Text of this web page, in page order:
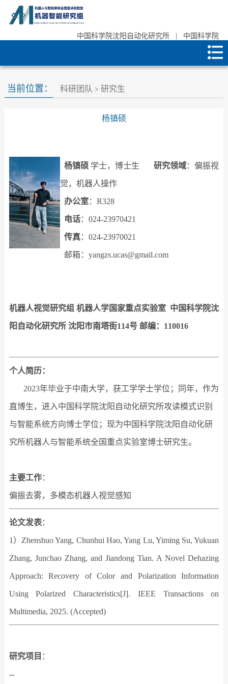
中国科学院沈阳自动化研究所 中国科学院
当前位置： 科研团队 > 研究生
杨镇硕
杨镇硕 学士，博士生 研究领域：偏振视
觉，机器人操作
办公室：R328
电话：024-23970421
传真： 024-23970021
邮箱： yangzs.ucas@gmail.com
机器人视觉研究组 机器人学国家重点实验室 中国科学院沈
阳自动化研究所 沈阳市南塔街114号 邮编：110016
个人简历：
2023年毕业于中南大学，获工学学士学位；同年，作为
直博生，进入中国科学院沈阳自动化研究所攻读模式识别
与智能系统方向博士学位；现为中国科学院沈阳自动化研
究所机器人与智能系统全国重点实验室博士研究生。
主要工作：
偏振去雾，多模态机器人视觉感知
论文发表：
1）Zhenshuo Yang, Chunhui Hao, Yang Lu, Yiming Su, Yukuan
Zhang, Junchao Zhang, and Jiandong Tian. A Novel Dehazing
Approach: Recovery of Color and Polarization Information
Using Polarized Characteristics[J]. IEEE Transactions on
Multimedia, 2025. (Accepted)
研究项目 ：
--